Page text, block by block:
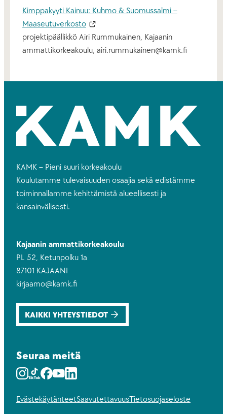
Kimppakyyti Kainuu: Kuhmo & Suomussalmi –
Maaseutuverkosto
projektipäällikkö Airi Rummukainen, Kajaanin
ammattikorkeakoulu, airi.rummukainen@kamk.fi
KAMK – Pieni suuri korkeakoulu
Koulutamme tulevaisuuden osaajia sekä edistämme
toiminnallamme kehittämistä alueellisesti ja
kansainvälisesti.
Kajaanin ammattikorkeakoulu
PL 52, Ketunpolku 1a
87101 KAJAANI
kirjaamo@kamk.fi
KAIKKI YHTEYSTIEDOT
Seuraa meitä
Instagram
Youtube
Facebook
YoutubeLinkedIn
EvästekäytänteetSaavutettavuusTietosuojaseloste